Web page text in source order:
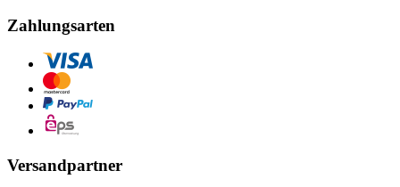
Zahlungsarten
Versandpartner